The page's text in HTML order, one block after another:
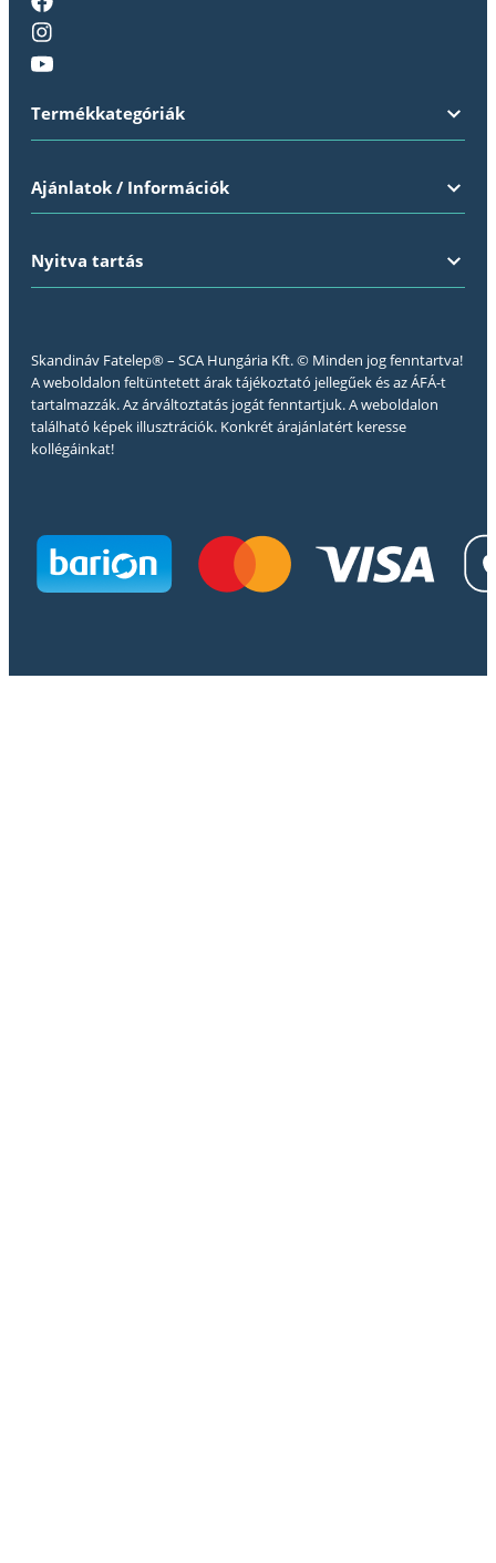
Termékkategóriák
Ajánlatok / Információk
Nyitva tartás
Skandináv Fatelep® – SCA Hungária Kft. © Minden jog fenntartva!
A weboldalon feltüntetett árak tájékoztató jellegűek és az ÁFÁ-t
tartalmazzák. Az árváltoztatás jogát fenntartjuk. A weboldalon
található képek illusztrációk. Konkrét árajánlatért keresse
kollégáinkat!